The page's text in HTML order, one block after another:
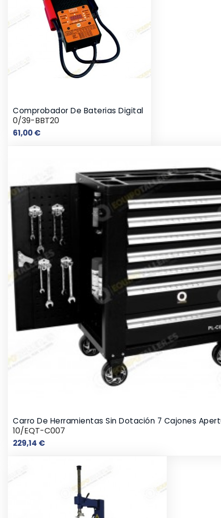
Comprobador De Baterias Digital
0/39-BBT20
61,00 €Precio
Carro De Herramientas Sin Dotación 7 Cajones
10/EQT-C007
229,14 €Precio